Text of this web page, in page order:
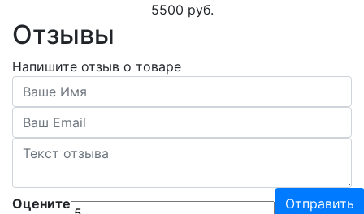
5500 руб.
Отзывы
Напишите отзыв о товаре
Оцените
Отправить